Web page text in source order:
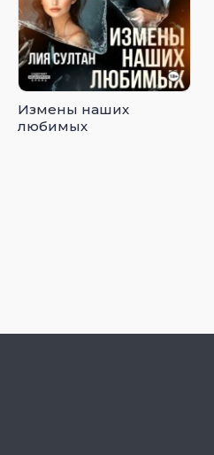
Измены наших
любимых